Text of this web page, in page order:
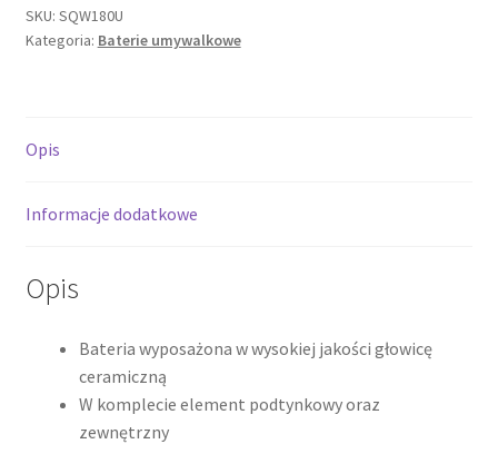
Bateria
umywalkowa
*
SKU: SQW180U
Kategoria: Baterie umywalkowe
Opis
Informacje dodatkowe
Opis
Bateria wyposażona w wysokiej jakości głowicę
ceramiczną
W komplecie element podtynkowy oraz
zewnętrzny